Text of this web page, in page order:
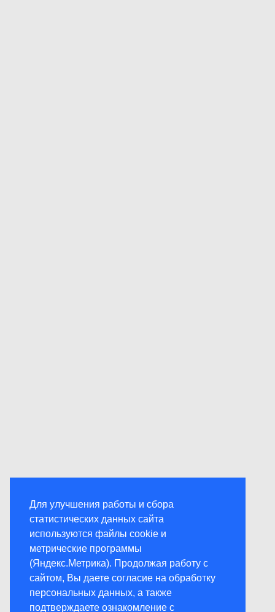
Для улучшения работы и сбора
статистических данных сайта
используются файлы cookie и
метрические программы
(Яндекс.Метрика). Продолжая работу с
сайтом, Вы даете согласие на обработку
персональных данных, а также
подтверждаете ознакомление с